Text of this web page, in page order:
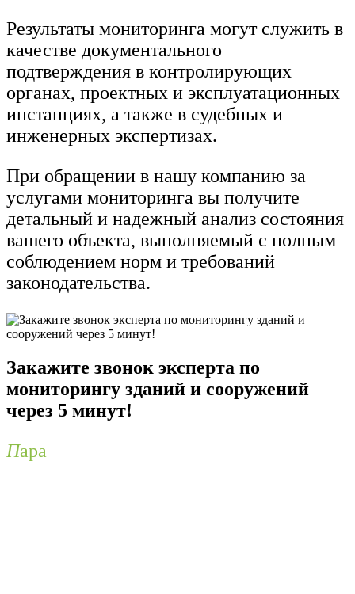
Результаты мониторинга могут служить в
качестве документального
подтверждения в контролирующих
органах, проектных и эксплуатационных
инстанциях, а также в судебных и
инженерных экспертизах.
При обращении в нашу компанию за
услугами мониторинга вы получите
детальный и надежный анализ состояния
вашего объекта, выполняемый с полным
соблюдением норм и требований
законодательства.
Закажите звонок эксперта по
мониторингу зданий и сооружений
через 5 минут!
Пара